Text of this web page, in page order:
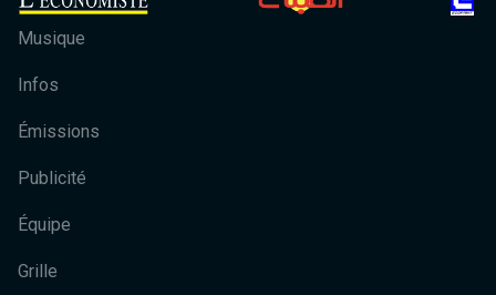
Musique
Infos
Émissions
Publicité
Équipe
Grille